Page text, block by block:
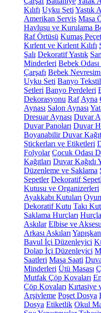
Kılıfı Uyku Seti Yastık
Amerikan Servis Masa
Havlusu ve Kurulama
Raf Örtüsü Kumaş
Kırlent ve Kırlent Kılıfı
Şalı Dekoratif Yastık
Minderleri Bebek
Çarşafı Bebek Nevresim
Uyku Seti Banyo Tekstil
Setleri Banyo Perdeleri
Dekorasyonu Raf Ayna
Aynası Salon Aynası
Dresuar Aynası Duvar
Duvar Panoları Duvar
Boyanabilir Duvar
Stickerları ve Etiketleri
Folyolar Çocuk Odası
Kağıtları Duvar Kağıdı
Düzenleme ve Saklama
Sepetler Dekoratif
Kutusu ve Organizerleri
Ayakkabı Kutuları
Dekoratif Kutu Takı
Saklama Hurçları
Askılar Elbise ve
Arkası Askıları
Bavul İçi Düzenleyici
Dolap İçi Düzenleyici
Saatleri Masa Saati
Minderleri Ütü Masası
Mutfak Çöp Kovaları
Çöp Kovaları Kırtasiye
Arşivleme Poşet Dosya
Dosya Etiketlik Okul